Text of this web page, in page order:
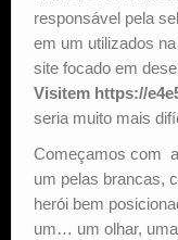
responsável pela
em um utilizados
site focado em
Visitem https://
seria muito mais
Começamos com
um pelas brancas,
herói bem
um… um olhar,